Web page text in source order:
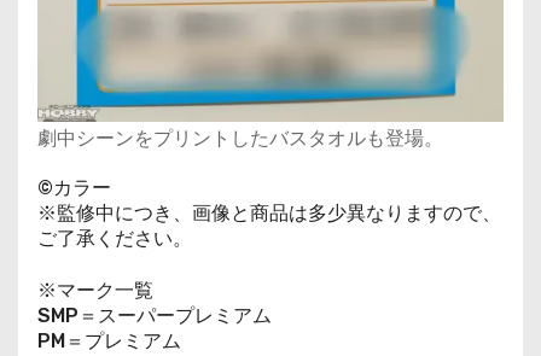
劇中シーンをプリントしたバスタオルも登場。
©カラー
※監修中につき、画像と商品は多少異なりますので、
ご了承ください。
※マーク一覧
SMP＝スーパープレミアム
PM＝プレミアム